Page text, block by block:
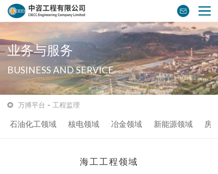
业务与服务
BUSINESS AND SERVICE
万搏平台 工程监理
石油化工领域 核电领域 冶金领域 新能源领域 房
海工工程领域